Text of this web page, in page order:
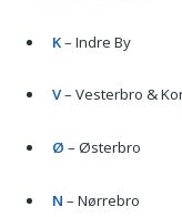
K– Indre By
V– Vesterbro &
Ø – Østerbro
N – Nørrebro